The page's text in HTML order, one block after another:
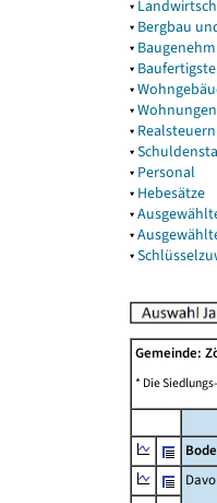
▾
▾ Bergbau
▾
▾
▾
▾Wohnungen
▾ Realsteuern
▾
▾ Personal
▾ Hebesätze
▾
▾
▾
Gemeinde:
* Die